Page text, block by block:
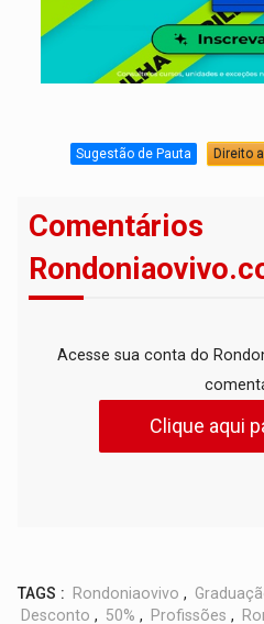
Sugestão de Pauta Direito
Comentários
Acesse sua conta do
Clique aqui
TAGS : Rondoniaovivo ,
Desconto , 50% , Profissões ,